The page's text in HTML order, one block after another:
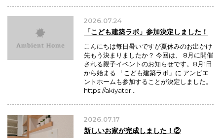
2026.07.24
「こども建築ラボ」参加決定しました！
こんにちは毎日暑いですが夏休みのお出かけ
先もう決まりましたか？ 今回は、 8月に開催
される親子イベントのお知らせです。8月1日
から始まる 「こども建築ラボ」に アンビエ
ントホームも参加することが決定しました。
https://akiyator…
2026.07.17
新しいお家が完成しました！②